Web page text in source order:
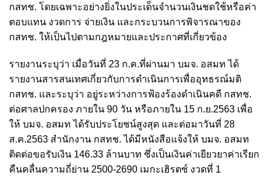
กสทช. โดยเฉพาะอย่างยิ่งในประเด็นจำนวนเงินชดใช้หรือค่า
ตอบแทน งวดการ จ่ายเงิน และกระบวนการพิจารณาของ
กสทช. ให้เป็นไปตามกฎหมายและประกาศที่เกี่ยวข้อง
รายงานระบุว่า เมื่อวันที่ 23 ก.ค.ที่ผ่านมา บมจ. อสมท ได้
รายงานสารสนเทศเกี่ยวกับการดำเนินการเพื่ออุทธรณ์มติ
กสทช. และระบุว่า อยู่ระหว่างการฟ้องร้องดำเนินคดี กสทช.
ต่อศาลปกครอง ภายใน 90 วัน หรือภายใน 15 ก.ย.2563 เพื่อ
ให้ บมจ. อสมท ได้รับประโยชน์สูงสุด และต่อมาวันที่ 28
ส.ค.2563 สำนักงาน กสทช. ได้มีหนังสือแจ้งให้ บมจ. อสมท
ติดต่อขอรับเงิน 146.33 ล้านบาท ซึ่งเป็นเงินค่าเยียวยาค่าเรียก
คืนคลื่นความถี่ย่าน 2500-2690 เมกะเฮิรตซ์ งวดที่ 1